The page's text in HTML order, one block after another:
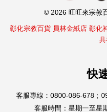
© 2026 旺旺來宗教
彰化宗教百貨 員林金紙店 彰化
快
客服專線：0800-086-678
客服時間：星期一至星